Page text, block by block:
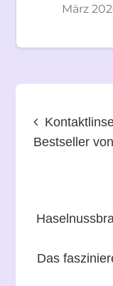
März
Bestseller
Das